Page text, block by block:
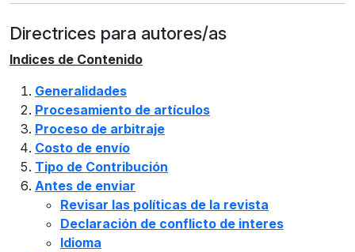
Directrices para autores/as
Indices de Contenido
Generalidades
Procesamiento de artículos
Proceso de arbitraje
Costo de envío
Tipo de Contribución
Antes de enviar
Revisar las políticas de la revista
Declaración de conflicto de interes
Idioma